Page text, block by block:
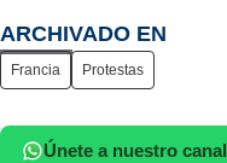
ARCHIVADO EN
Francia Protestas
Únete a nuestro canal